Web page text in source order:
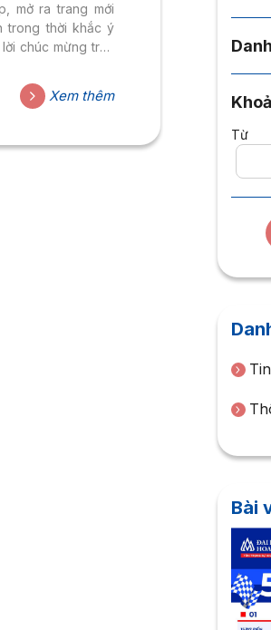
mở ra trang mới
trong thời khắc ý
chúc mừng trân
đào tạo nguồn
ứng nhu cầu của
Xem thêm
Từ
Bài